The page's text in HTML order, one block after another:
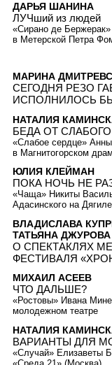
ДАРЬЯ ШАНИНА
ЛУЧший из людей
«Сирано де
в Метерской Петра
МАРИНА
СЕГОДНЯ РЕЗО
ИСПОЛНИЛОСЬ БЫ
НАТАЛИЯ
БЕДА ОТ
«Слабое сердце»
в Магнитогорском
ЮЛИЯ КЛЕЙМАН
ПОКА НОЧЬ НЕ
«Чаща» Никиты
Адасинского на
ВЛАДИСЛАВА
ТАТЬЯНА ДЖУРОВА
О СПЕКТАКЛЯХ
ФЕСТИВАЛЯ
МИХАИЛ АСЕЕВ
ЧТО ДАЛЬШЕ?
«Ростовы» Ивана
молодежном театре
НАТАЛИЯ
ВАРИАНТЫ ДЛЯ
«Случай» Елизаветы